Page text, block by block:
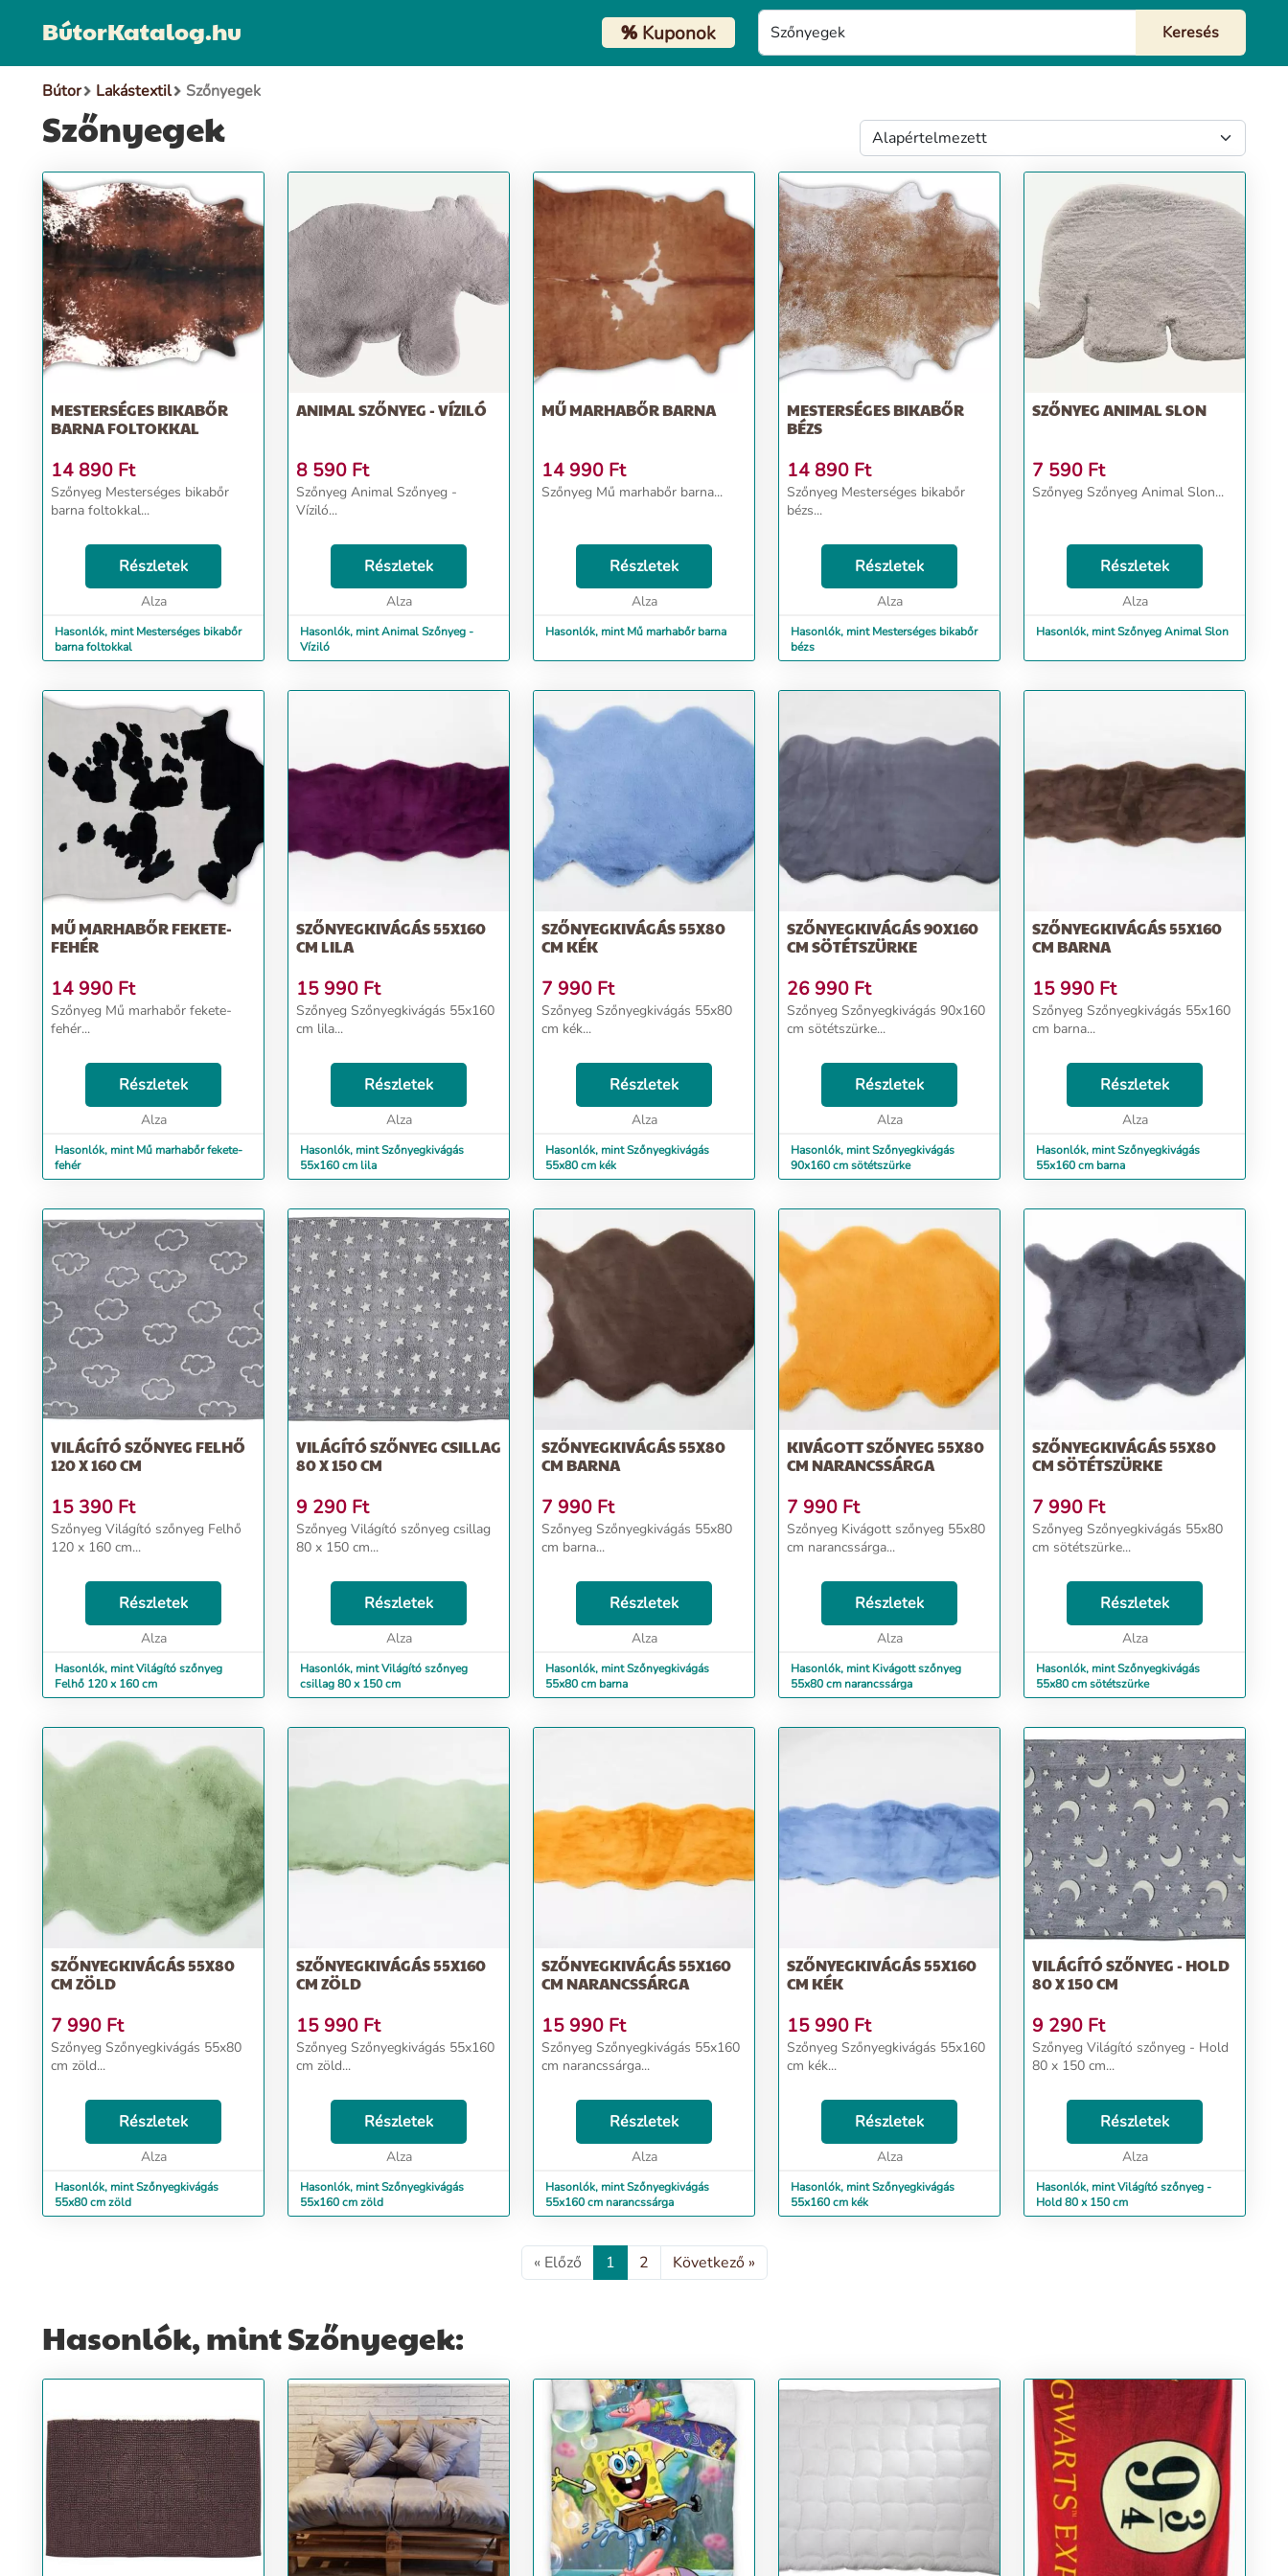
BútorKatalog.hu %Kuponok
Bútor Lakástextil Szőnyegek
Szőnyegek
MESTERSÉGES BIKABŐR
BARNA FOLTOKKAL
14 890 Ft
Szőnyeg Mesterséges bikabőr
barna foltokkal...
Részletek
Alza
Hasonlók, mint Mesterséges bikabőr
barna foltokkal
ANIMAL SZŐNYEG - VÍZILÓ
8 590 Ft
Szőnyeg Animal Szőnyeg -
Víziló...
Részletek
Alza
Hasonlók, mint Animal Szőnyeg -
Víziló
MŰ MARHABŐR BARNA
14 990 Ft
Szőnyeg Mű marhabőr barna...
Részletek
Alza
Hasonlók, mint Mű marhabőr barna
MESTERSÉGES BIKABŐR
BÉZS
14 890 Ft
Szőnyeg Mesterséges bikabőr
bézs...
Részletek
Alza
Hasonlók, mint Mesterséges bikabőr
bézs
SZŐNYEG ANIMAL SLON
7 590 Ft
Szőnyeg Szőnyeg Animal Slon...
Részletek
Alza
Hasonlók, mint Szőnyeg Animal Slon
MŰ MARHABŐR FEKETE-
FEHÉR
14 990 Ft
Szőnyeg Mű marhabőr fekete-
fehér...
Részletek
Alza
Hasonlók, mint Mű marhabőr fekete-
fehér
SZŐNYEGKIVÁGÁS 55X160
CM LILA
15 990 Ft
Szőnyeg Szőnyegkivágás 55x160
cm lila...
Részletek
Alza
Hasonlók, mint Szőnyegkivágás
55x160 cm lila
SZŐNYEGKIVÁGÁS 55X80
CM KÉK
7 990 Ft
Szőnyeg Szőnyegkivágás 55x80
cm kék...
Részletek
Alza
Hasonlók, mint Szőnyegkivágás
55x80 cm kék
SZŐNYEGKIVÁGÁS 90X160
CM SÖTÉTSZÜRKE
26 990 Ft
Szőnyeg Szőnyegkivágás 90x160
cm sötétszürke...
Részletek
Alza
Hasonlók, mint Szőnyegkivágás
90x160 cm sötétszürke
SZŐNYEGKIVÁGÁS 55X160
CM BARNA
15 990 Ft
Szőnyeg Szőnyegkivágás 55x160
cm barna...
Részletek
Alza
Hasonlók, mint Szőnyegkivágás
55x160 cm barna
VILÁGÍTÓ SZŐNYEG FELHŐ
120 X 160 CM
15 390 Ft
Szőnyeg Világító szőnyeg Felhő
120 x 160 cm...
Részletek
Alza
Hasonlók, mint Világító szőnyeg
Felhő 120 x 160 cm
VILÁGÍTÓ SZŐNYEG CSILLAG
80 X 150 CM
9 290 Ft
Szőnyeg Világító szőnyeg csillag
80 x 150 cm...
Részletek
Alza
Hasonlók, mint Világító szőnyeg
csillag 80 x 150 cm
SZŐNYEGKIVÁGÁS 55X80
CM BARNA
7 990 Ft
Szőnyeg Szőnyegkivágás 55x80
cm barna...
Részletek
Alza
Hasonlók, mint Szőnyegkivágás
55x80 cm barna
KIVÁGOTT SZŐNYEG 55X80
CM NARANCSSÁRGA
7 990 Ft
Szőnyeg Kivágott szőnyeg 55x80
cm narancssárga...
Részletek
Alza
Hasonlók, mint Kivágott szőnyeg
55x80 cm narancssárga
SZŐNYEGKIVÁGÁS 55X80
CM SÖTÉTSZÜRKE
7 990 Ft
Szőnyeg Szőnyegkivágás 55x80
cm sötétszürke...
Részletek
Alza
Hasonlók, mint Szőnyegkivágás
55x80 cm sötétszürke
SZŐNYEGKIVÁGÁS 55X80
CM ZÖLD
7 990 Ft
Szőnyeg Szőnyegkivágás 55x80
cm zöld...
Részletek
Alza
Hasonlók, mint Szőnyegkivágás
55x80 cm zöld
SZŐNYEGKIVÁGÁS 55X160
CM ZÖLD
15 990 Ft
Szőnyeg Szőnyegkivágás 55x160
cm zöld...
Részletek
Alza
Hasonlók, mint Szőnyegkivágás
55x160 cm zöld
SZŐNYEGKIVÁGÁS 55X160
CM NARANCSSÁRGA
15 990 Ft
Szőnyeg Szőnyegkivágás 55x160
cm narancssárga...
Részletek
Alza
Hasonlók, mint Szőnyegkivágás
55x160 cm narancssárga
SZŐNYEGKIVÁGÁS 55X160
CM KÉK
15 990 Ft
Szőnyeg Szőnyegkivágás 55x160
cm kék...
Részletek
Alza
Hasonlók, mint Szőnyegkivágás
55x160 cm kék
VILÁGÍTÓ SZŐNYEG - HOLD
80 X 150 CM
9 290 Ft
Szőnyeg Világító szőnyeg - Hold
80 x 150 cm...
Részletek
Alza
Hasonlók, mint Világító szőnyeg -
Hold 80 x 150 cm
« Előző 1 2 Következő »
Hasonlók, mint Szőnyegek: